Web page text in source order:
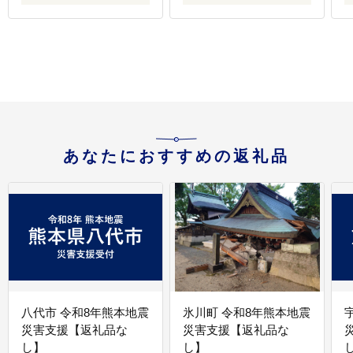
あなたにおすすめの返礼品
八代市 令和8年熊本地震
災害支援【返礼品な
し】
氷川町 令和8年熊本地震
災害支援【返礼品な
し】